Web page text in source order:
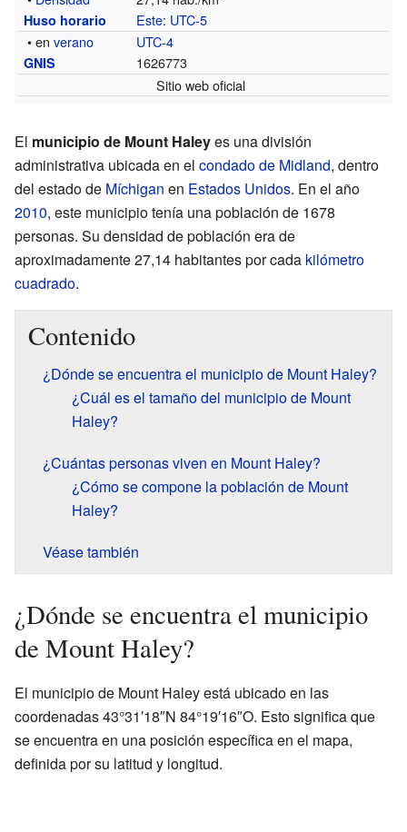
Huso horario Este: UTC-5
• enverano UTC-4
GNIS
1626773
Sitio web oficial
El municipio de Mount Haleyes una división
administrativa ubicada en el condado de Midland, dentro
del estado de Míchigan en Estados Unidos. En el año
2010, este municipio tenía una población de 1678
personas. Su densidad de población era de
aproximadamente 27,14 habitantes por cada kilómetro
cuadrado.
Contenido
¿Dónde se encuentra el municipio de Mount Haley?
¿Cuál es el tamaño del municipio de Mount
Haley?
¿Cuántas personas viven en Mount Haley?
¿Cómo se compone la población de Mount
Haley?
Véase también
¿Dónde se encuentra el municipio
de Mount Haley?
El municipio de Mount Haley está ubicado en las
coordenadas 43°31′18″N 84°19′16″O. Esto significa que
se encuentra en una posición específica en el mapa,
definida por su latitud y longitud.